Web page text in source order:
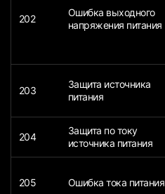
202
Ошибка выходного
напряжения питания
203
Защита источника
питания
204
Защита по току
источника питания
205 Ошибка тока питания